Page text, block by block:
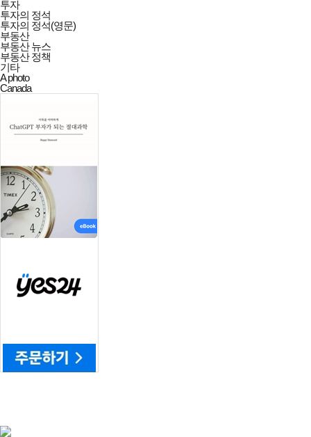
투자
투자의 정석
투자의 정석(영문)
부동산
부동산 뉴스
부동산 정책
기타
A photo
Canada